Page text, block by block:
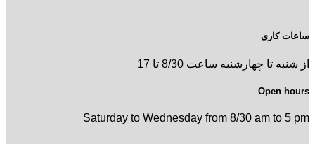
ساعات کاری
از شنبه تا چهارشنبه ساعت 8/30 تا 17
Open hours
Saturday to Wednesday from 8/30 am to 5 pm